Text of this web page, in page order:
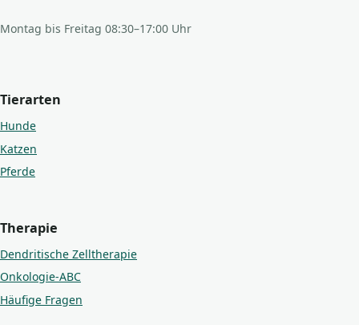
Montag bis Freitag 08:30–17:00 Uhr
Tierarten
Hunde
Katzen
Pferde
Therapie
Dendritische Zelltherapie
Onkologie-ABC
Häufige Fragen